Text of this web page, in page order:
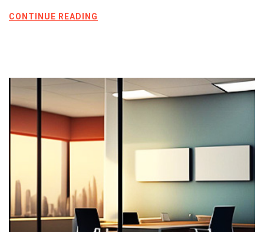
CONTINUE READING